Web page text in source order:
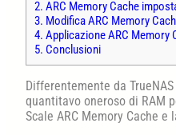
2. ARC Memory Cache
3. Modifica ARC Memory
4. Applicazione ARC Memory
5. Conclusioni
Differentemente da
quantitavo oneroso di RAM
Scale ARC Memory Cache